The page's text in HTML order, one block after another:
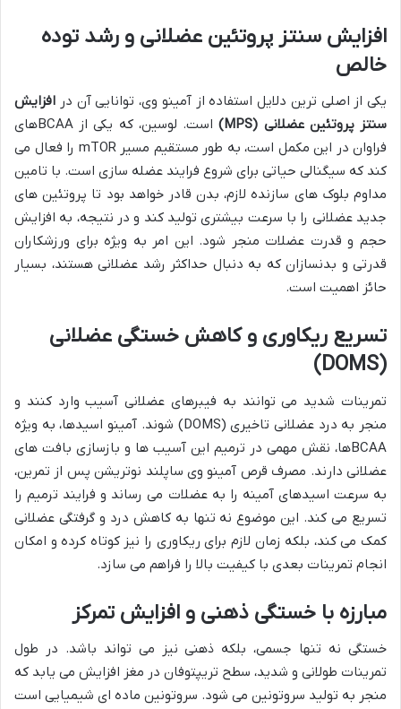
افزایش سنتز پروتئین عضلانی و رشد توده
خالص
یکی از اصلی ترین دلایل استفاده از آمینو وی، توانایی آن در افزایش
سنتز پروتئین عضلانی (MPS)
است. لوسین، که یکی از BCAAهای
فراوان در این مکمل است، به طور مستقیم مسیر mTOR را فعال می
کند که سیگنالی حیاتی برای شروع فرایند عضله سازی است. با تامین
مداوم بلوک های سازنده لازم، بدن قادر خواهد بود تا پروتئین های
جدید عضلانی را با سرعت بیشتری تولید کند و در نتیجه، به افزایش
حجم و قدرت عضلات منجر شود. این امر به ویژه برای ورزشکاران
قدرتی و بدنسازان که به دنبال حداکثر رشد عضلانی هستند، بسیار
حائز اهمیت است.
تسریع ریکاوری و کاهش خستگی عضلانی
(DOMS)
تمرینات شدید می توانند به فیبرهای عضلانی آسیب وارد کنند و
منجر به درد عضلانی تاخیری (DOMS) شوند. آمینو اسیدها، به ویژه
BCAAها، نقش مهمی در ترمیم این آسیب ها و بازسازی بافت های
عضلانی دارند. مصرف قرص آمینو وی ساپلند نوتریشن پس از تمرین،
به سرعت اسیدهای آمینه را به عضلات می رساند و فرایند ترمیم را
تسریع می کند. این موضوع نه تنها به کاهش درد و گرفتگی عضلانی
کمک می کند، بلکه زمان لازم برای ریکاوری را نیز کوتاه کرده و امکان
انجام تمرینات بعدی با کیفیت بالا را فراهم می سازد.
مبارزه با خستگی ذهنی و افزایش تمرکز
خستگی نه تنها جسمی، بلکه ذهنی نیز می تواند باشد. در طول
تمرینات طولانی و شدید، سطح تریپتوفان در مغز افزایش می یابد که
منجر به تولید سروتونین می شود. سروتونین ماده ای شیمیایی است